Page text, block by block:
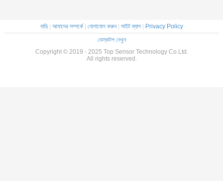
বাড়ি| আমাদের সম্পর্কে| যোগাযোগ করুন| সাইট ম্যাপ|
Privacy Policy
ডেস্কটপ দেখুন
Copyright © 2019 - 2025 Top Sensor Technology Co.Ltd.
All rights reserved.